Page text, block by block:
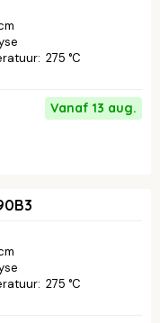
: 275 °C
Vanaf 13 aug.
: 275 °C